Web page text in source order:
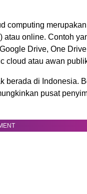
computing
atau online. Contoh
Drive, One
cloud atau awan
berada di Indonesia.
pusat